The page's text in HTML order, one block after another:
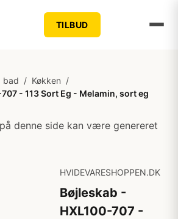
TILBUD
bad / Køkken /
- 113 Sort Eg - Melamin, sort eg
denne side kan være genereret
HVIDEVARESHOPPEN.DK
Bøjleskab -
HXL100-707 -